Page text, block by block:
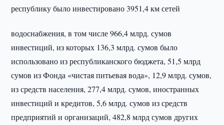
республику было инвестировано 3951,4 км сетей
водоснабжения, в том числе 966,4 млрд. сумов
инвестиций, из которых 136,3 млрд. сумов было
использовано из республиканского бюджета, 51,5 млрд
сумов из Фонда «чистая питьевая вода», 12,9 млрд. сумов,
из средств населения, 277,4 млрд. сумов, иностранных
инвестиций и кредитов, 5,6 млрд. сумов из средств
предприятий и организаций, 482,8 млрд сумов других